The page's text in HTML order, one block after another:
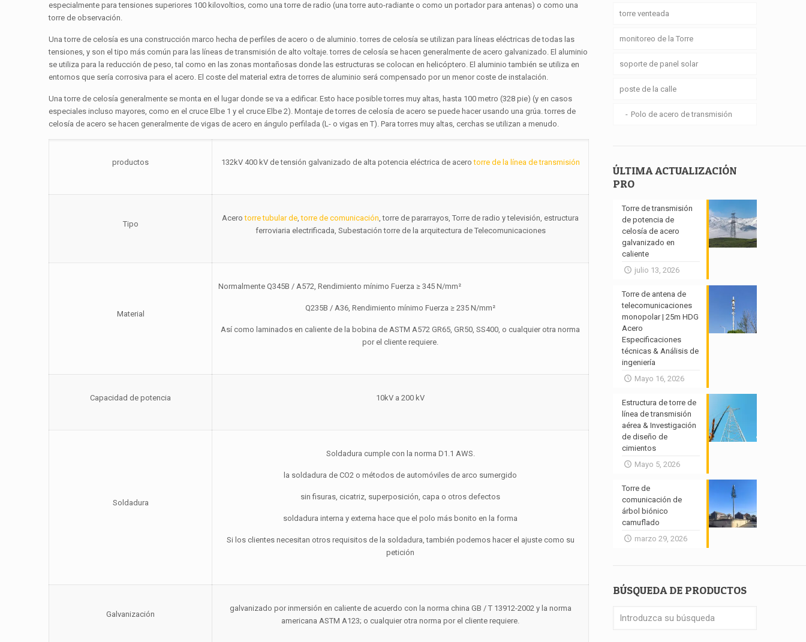
especialmente para tensiones superiores 100 kilovoltios, como una torre de radio (una torre auto-radiante o como un portador para antenas) o como una
torre de observación.
Una torre de celosía es una construcción marco hecha de perfiles de acero o de aluminio. torres de celosía se utilizan para líneas eléctricas de todas las
tensiones, y son el tipo más común para las líneas de transmisión de alto voltaje. torres de celosía se hacen generalmente de acero galvanizado. El aluminio
se utiliza para la reducción de peso, tal como en las zonas montañosas donde las estructuras se colocan en helicóptero. El aluminio también se utiliza en
entornos que sería corrosiva para el acero. El coste del material extra de torres de aluminio será compensado por un menor coste de instalación.
Una torre de celosía generalmente se monta en el lugar donde se va a edificar. Esto hace posible torres muy altas, hasta 100 metro (328 pie) (y en casos
especiales incluso mayores, como en el cruce Elbe 1 y el cruce Elbe 2). Montaje de torres de celosía de acero se puede hacer usando una grúa. torres de
celosía de acero se hacen generalmente de vigas de acero en ángulo perfilada (L- o vigas en T). Para torres muy altas, cerchas se utilizan a menudo.
productos 132kV 400 kV de tensión galvanizado de alta potencia eléctrica de acerotorre de la línea de transmisión
Tipo
Acerotorre tubular de,torre de comunicación, torre de pararrayos, Torre de radio y televisión, estructura
ferroviaria electrificada, Subestación torre de la arquitectura de Telecomunicaciones
Material
Normalmente Q345B / A572, Rendimiento mínimo Fuerza ≥ 345 N/mm²
Q235B / A36, Rendimiento mínimo Fuerza ≥ 235 N/mm²
Así como laminados en caliente de la bobina de ASTM A572 GR65, GR50, SS400, o cualquier otra norma
por el cliente requiere.
Capacidad de potencia 10kV a 200 kV
Soldadura
Soldadura cumple con la norma D1.1 AWS.
la soldadura de CO2 o métodos de automóviles de arco sumergido
sin fisuras, cicatriz, superposición, capa o otros defectos
soldadura interna y externa hace que el polo más bonito en la forma
Si los clientes necesitan otros requisitos de la soldadura, también podemos hacer el ajuste como su
petición
Galvanización
galvanizado por inmersión en caliente de acuerdo con la norma china GB / T 13912-2002 y la norma
americana ASTM A123; o cualquier otra norma por el cliente requiere.
torre venteada
monitoreo de la Torre
soporte de panel solar
poste de la calle
Polo de acero de transmisión
ÚLTIMA ACTUALIZACIÓN
PRO
Torre de transmisión
de potencia de
celosía de acero
galvanizado en
caliente
julio 13, 2026
Torre de antena de
telecomunicaciones
monopolar | 25m HDG
Acero
Especificaciones
técnicas & Análisis de
ingeniería
Mayo 16, 2026
Estructura de torre de
línea de transmisión
aérea & Investigación
de diseño de
cimientos
Mayo 5, 2026
Torre de
comunicación de
árbol biónico
camuflado
marzo 29, 2026
BÚSQUEDA DE PRODUCTOS